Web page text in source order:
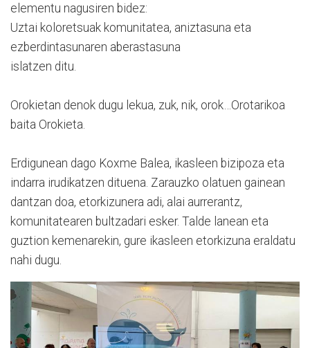
elementu nagusiren bidez:
Uztai koloretsuak komunitatea, aniztasuna eta
ezberdintasunaren aberastasuna
islatzen ditu.
Orokietan denok dugu lekua, zuk, nik, orok…Orotarikoa
baita Orokieta.
Erdigunean dago Koxme Balea, ikasleen bizipoza eta
indarra irudikatzen dituena. Zarauzko olatuen gainean
dantzan doa, etorkizunera adi, alai aurrerantz,
komunitatearen bultzadari esker. Talde lanean eta
guztion kemenarekin, gure ikasleen etorkizuna eraldatu
nahi dugu.